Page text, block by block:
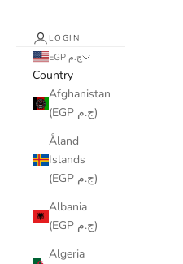
LOGIN
EGP ج.م
Country
Afghanistan
(EGP ج.م)
Åland
Islands
(EGP ج.م)
Albania
(EGP ج.م)
Algeria